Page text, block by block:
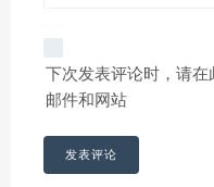
下次发表评论时，请
邮件和网站